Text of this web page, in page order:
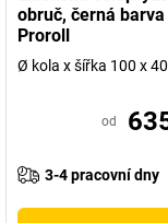
obruč, černá
Proroll
Ø kola x šířka 100 x
od
3-4 pracovní dny